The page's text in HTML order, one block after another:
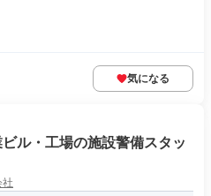
気になる
ル・工場の施設警備スタッ
社